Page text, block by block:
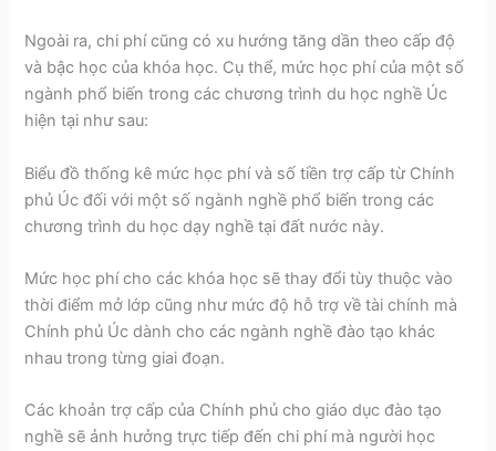
Ngoài ra, chi phí cũng có xu hướng tăng dần theo cấp độ
và bậc học của khóa học. Cụ thể, mức học phí của một số
ngành phổ biến trong các chương trình du học nghề Úc
hiện tại như sau:
Biểu đồ thống kê mức học phí và số tiền trợ cấp từ Chính
phủ Úc đối với một số ngành nghề phổ biến trong các
chương trình du học dạy nghề tại đất nước này.
Mức học phí cho các khóa học sẽ thay đổi tùy thuộc vào
thời điểm mở lớp cũng như mức độ hỗ trợ về tài chính mà
Chính phủ Úc dành cho các ngành nghề đào tạo khác
nhau trong từng giai đoạn.
Các khoản trợ cấp của Chính phủ cho giáo dục đào tạo
nghề sẽ ảnh hưởng trực tiếp đến chi phí mà người học